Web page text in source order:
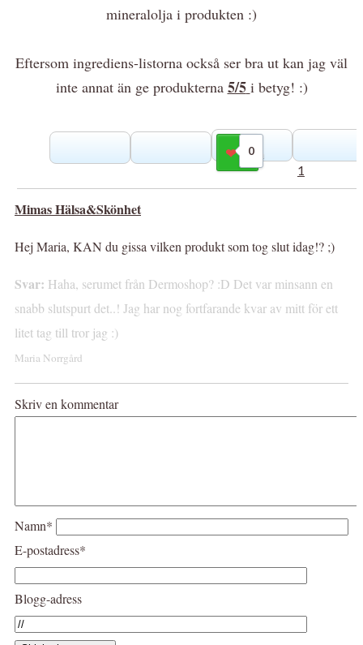
mineralolja i produkten :)
Eftersom ingrediens-listorna också ser bra ut kan jag väl
inte annat än ge produkterna 5/5 i betyg! :)
0
Gilla
1
Mimas Hälsa&Skönhet
Hej Maria, KAN du gissa vilken produkt som tog slut idag!? ;)
Svar: Haha, serumet från Dermoshop? :D Det var minsann en
snabb slutspurt det..! Jag har nog fortfarande kvar av mitt för ett
litet tag till tror jag :)
Maria Norrgård
Skriv en kommentar
Namn*
E-postadress*
Blogg-adress